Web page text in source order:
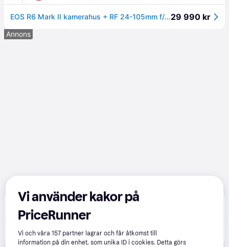
EOS R6 Mark II kamerahus + RF 24-105mm f/4-7,1 IS STM29 990 kr
Annons
Goecker Photo | Video 4.9
Beställningsvara
CANON EOS R6 II STM KIT RF24-105 F4-7.1 IS STM
Eller 10 331 kr/mån
Vi använder kakor på
PriceRunner
Vi och våra157 partner lagrar och får åtkomst till
information på din enhet, som unika ID i cookies. Detta görs